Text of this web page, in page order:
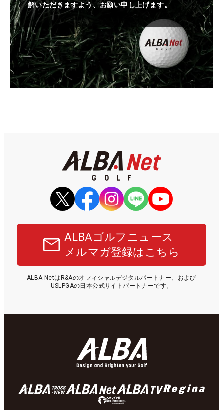
解いただきますよう、お願い申し上げます。
ALBAゴルフニュース
メルマガ登録はこちら
ALBA NetはR&Aのオフィシャルデジタルパートナー、および
USLPGAの日本公式サイトパートナーです。